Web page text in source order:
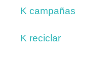
K campañas
K reciclar